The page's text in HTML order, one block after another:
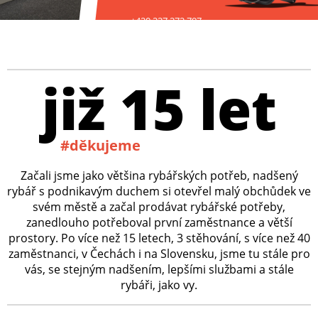
+420 227 272 797
již 15 let
#děkujeme
Začali jsme jako většina rybářských potřeb, nadšený
rybář s podnikavým duchem si otevřel malý obchůdek ve
svém městě a začal prodávat rybářské potřeby,
zanedlouho potřeboval první zaměstnance a větší
prostory. Po více než 15 letech, 3 stěhování, s více než 40
zaměstnanci, v Čechách i na Slovensku, jsme tu stále pro
vás, se stejným nadšením, lepšími službami a stále
rybáři, jako vy.